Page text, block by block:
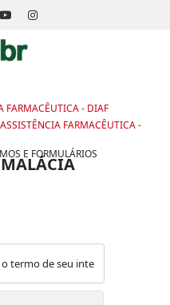
FARMACÊUTICA - DIAF
FARMACÊUTICA -
E FORMULÁRIOS